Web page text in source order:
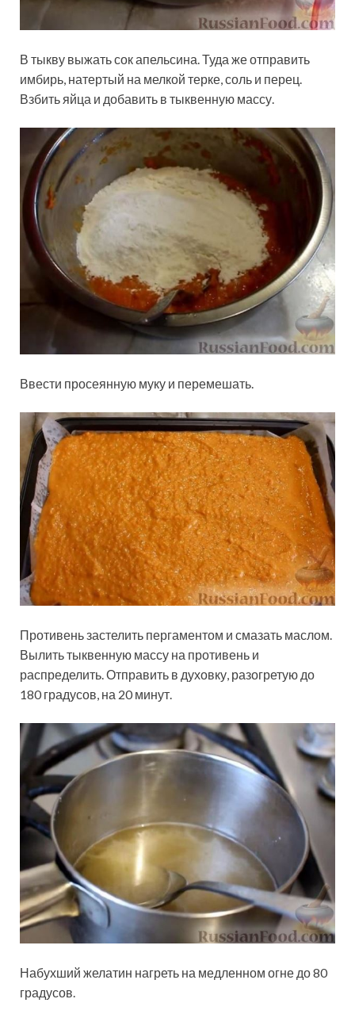
В тыкву выжать сок апельсина. Туда же отправить
имбирь, натертый на мелкой терке, соль и перец.
Взбить яйца и добавить в тыквенную массу.
Ввести просеянную муку и перемешать.
Противень застелить пергаментом и смазать маслом.
Вылить тыквенную массу на противень и
распределить. Отправить в духовку, разогретую до
180 градусов, на 20 минут.
Набухший желатин нагреть на медленном огне до 80
градусов.